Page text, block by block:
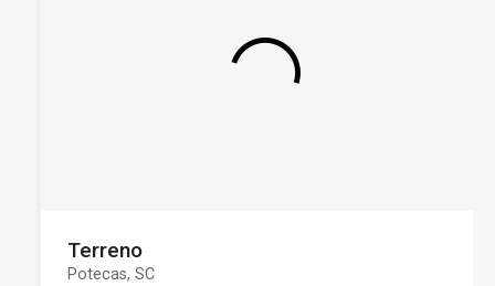
Terreno
Potecas, SC